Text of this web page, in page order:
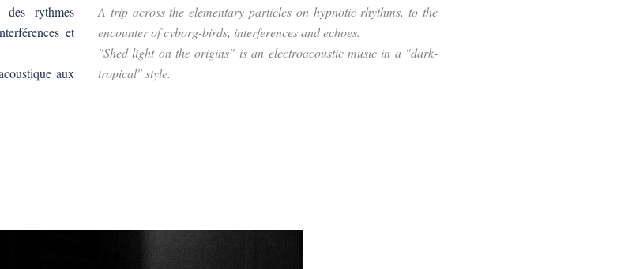
des rythmes
et
aux
A trip across the elementary particles on hypnotic rhythms, to the
encounter of cyborg-birds, interferences and echoes.
"Shed light on the origins" is an electroacoustic music in a "dark-
tropical" style.